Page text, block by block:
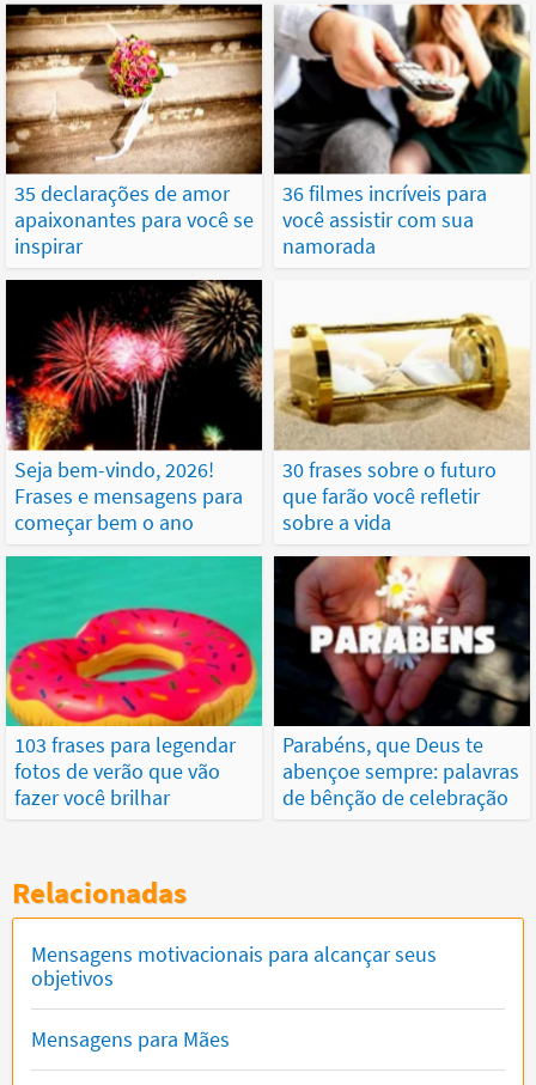
35 declarações de amor
apaixonantes para você se
inspirar
36 filmes incríveis para
você assistir com sua
namorada
Seja bem-vindo, 2026!
Frases e mensagens para
começar bem o ano
30 frases sobre o futuro
que farão você refletir
sobre a vida
103 frases para legendar
fotos de verão que vão
fazer você brilhar
Parabéns, que Deus te
abençoe sempre: palavras
de bênção de celebração
Relacionadas
Mensagens motivacionais para alcançar seus
objetivos
Mensagens para Mães